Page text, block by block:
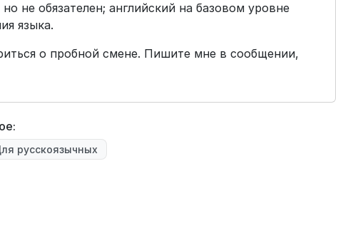
не обязателен; английский на базовом уровне
языка.
о пробной смене. Пишите мне в сообщении,
русскоязычных